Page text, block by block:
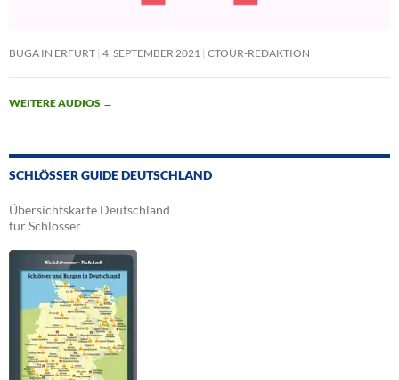
BUGA IN ERFURT 4. SEPTEMBER 2021 CTOUR-REDAKTION
WEITERE AUDIOS →
SCHLÖSSER GUIDE DEUTSCHLAND
Übersichtskarte Deutschland
für Schlösser